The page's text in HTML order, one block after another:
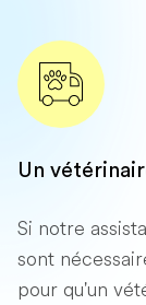
Un
Si notre
sont
pour qu'un